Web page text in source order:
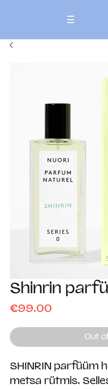
☰
Shinrin
€99.00
Out
SHINRIN parfüüm
metsa rütmis.